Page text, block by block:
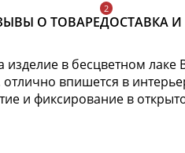
О ТОВАРЕДОСТАВКА И
изделие в бесцветном
отлично впишется в
и фиксирование в